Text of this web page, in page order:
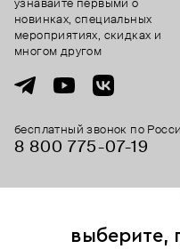
бесплатный звонок по
8 800 775⁠-07⁠-19
узнавайте первыми о
новинках, специальных
мероприятиях, скидках и
многом другом
выберите,